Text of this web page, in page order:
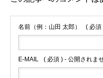
名前（例：山田 太郎） ( 必須
E-MAIL ( 必須 ) - 公開されま